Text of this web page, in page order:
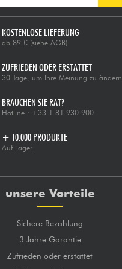
KOSTENLOSE LIEFERUNG
ab 89 € (siehe AGB)
ZUFRIEDEN ODER ERSTATTET
30 Tage, um Ihre Meinung zu ändern
BRAUCHEN SIE RAT?
Hotline : +33 1 81 930 900
+ 10.000 PRODUKTE
Auf Lager
unsere Vorteile
Sichere Bezahlung
3 Jahre Garantie
Zufrieden oder erstattet